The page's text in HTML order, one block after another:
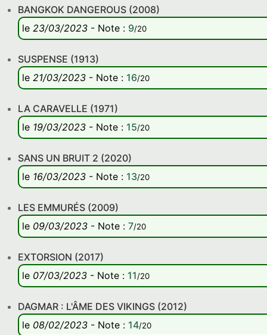
BANGKOK DANGEROUS (2008)
le 23/03/2023 - Note : 9/20
SUSPENSE (1913)
le 21/03/2023 - Note : 16/20
LA CARAVELLE (1971)
le 19/03/2023 - Note : 15/20
SANS UN BRUIT 2 (2020)
le 16/03/2023 - Note : 13/20
LES EMMURÉS (2009)
le 09/03/2023 - Note : 7/20
EXTORSION (2017)
le 07/03/2023 - Note : 11/20
DAGMAR : L'ÂME DES VIKINGS (2012)
le 08/02/2023 - Note : 14/20